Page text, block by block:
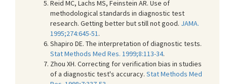
Reid MC, Lachs MS, Feinstein AR. Use of
methodological standards in diagnostic test
research. Getting better but still not good. JAMA.
1995;274:645-51 .
Shapiro DE. The interpretation of diagnostic tests.
Stat Methods Med Res. 1999;8:113-34.
Zhou XH. Correcting for verification bias in studies
of a diagnostic test's accuracy. Stat Methods Med